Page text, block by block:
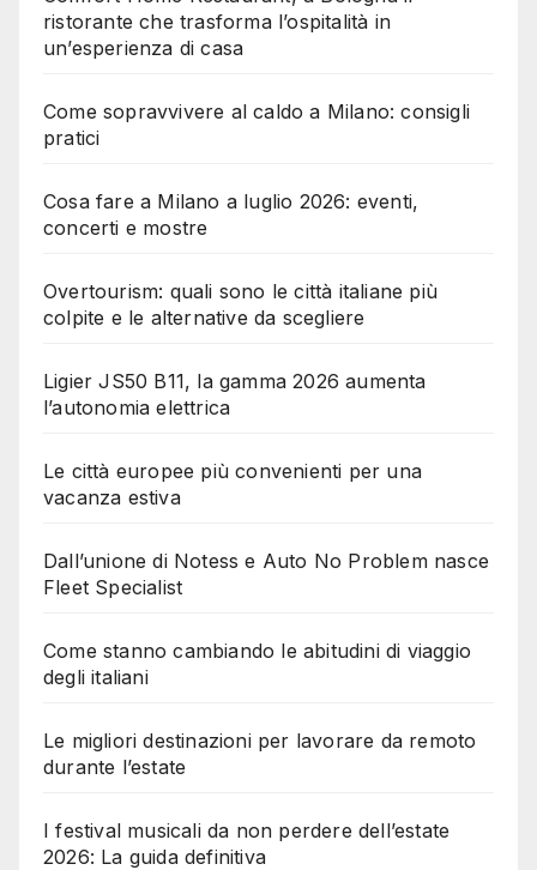
ristorante che trasforma l’ospitalità in
un’esperienza di casa
Come sopravvivere al caldo a Milano: consigli
pratici
Cosa fare a Milano a luglio 2026: eventi,
concerti e mostre
Overtourism: quali sono le città italiane più
colpite e le alternative da scegliere
Ligier JS50 B11, la gamma 2026 aumenta
l’autonomia elettrica
Le città europee più convenienti per una
vacanza estiva
Dall’unione di Notess e Auto No Problem nasce
Fleet Specialist
Come stanno cambiando le abitudini di viaggio
degli italiani
Le migliori destinazioni per lavorare da remoto
durante l’estate
I festival musicali da non perdere dell’estate
2026: La guida definitiva